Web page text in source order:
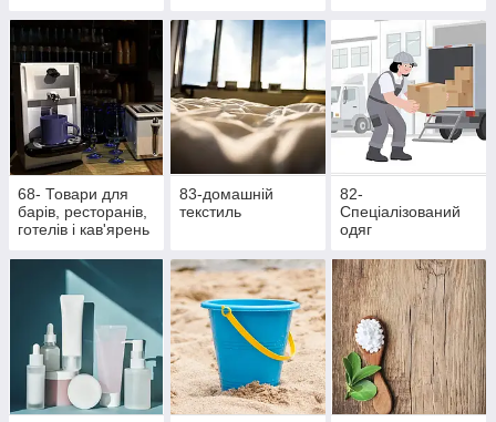
68- Товари для
барів, ресторанів,
готелів і кав'ярень
83-домашній
текстиль
82-
Спеціалізований
одяг